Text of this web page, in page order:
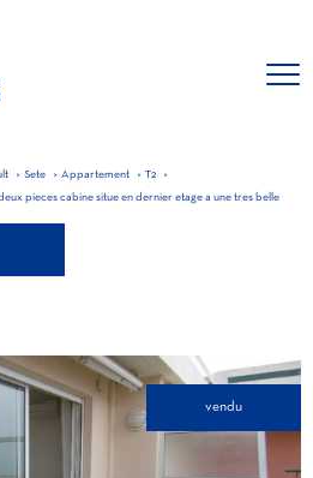
Sete Appartement T2
pieces cabine situe en dernier etage a une tres belle
vendu